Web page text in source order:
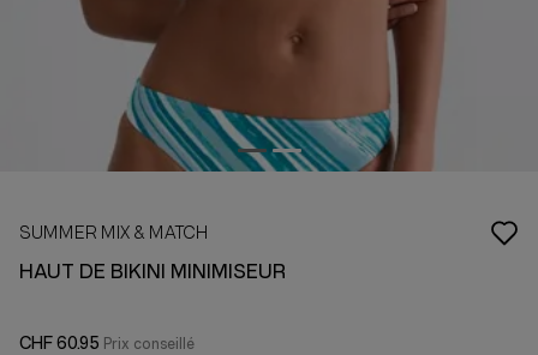
SUMMER MIX & MATCH
HAUT DE BIKINI MINIMISEUR
CHF 60.95